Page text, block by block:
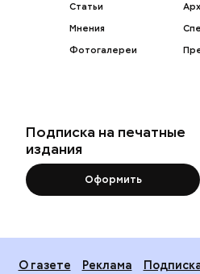
Статьи
Мнения
Фотогалереи
Подписка на печатные
издания
Оформить
О газете Реклама